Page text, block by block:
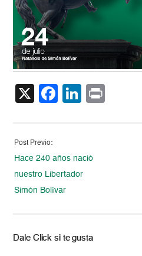
X Facebook
Post Previo:
Hace 240 años nació
nuestro Libertador
Simón Bolívar
Dale Click si te gusta